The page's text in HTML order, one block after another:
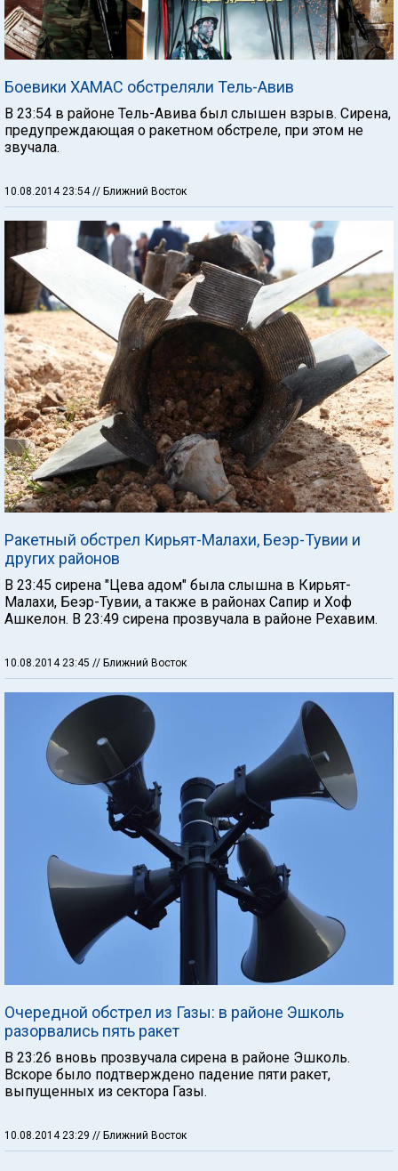
Боевики ХАМАС обстреляли Тель-Авив
В 23:54 в районе Тель-Авива был слышен взрыв. Сирена,
предупреждающая о ракетном обстреле, при этом не
звучала.
10.08.2014 23:54 // Ближний Восток
Ракетный обстрел Кирьят-Малахи, Беэр-Тувии и
других районов
В 23:45 сирена "Цева адом" была слышна в Кирьят-
Малахи, Беэр-Тувии, а также в районах Сапир и Хоф
Ашкелон. В 23:49 сирена прозвучала в районе Рехавим.
10.08.2014 23:45 // Ближний Восток
Очередной обстрел из Газы: в районе Эшколь
разорвались пять ракет
В 23:26 вновь прозвучала сирена в районе Эшколь.
Вскоре было подтверждено падение пяти ракет,
выпущенных из сектора Газы.
10.08.2014 23:29 // Ближний Восток